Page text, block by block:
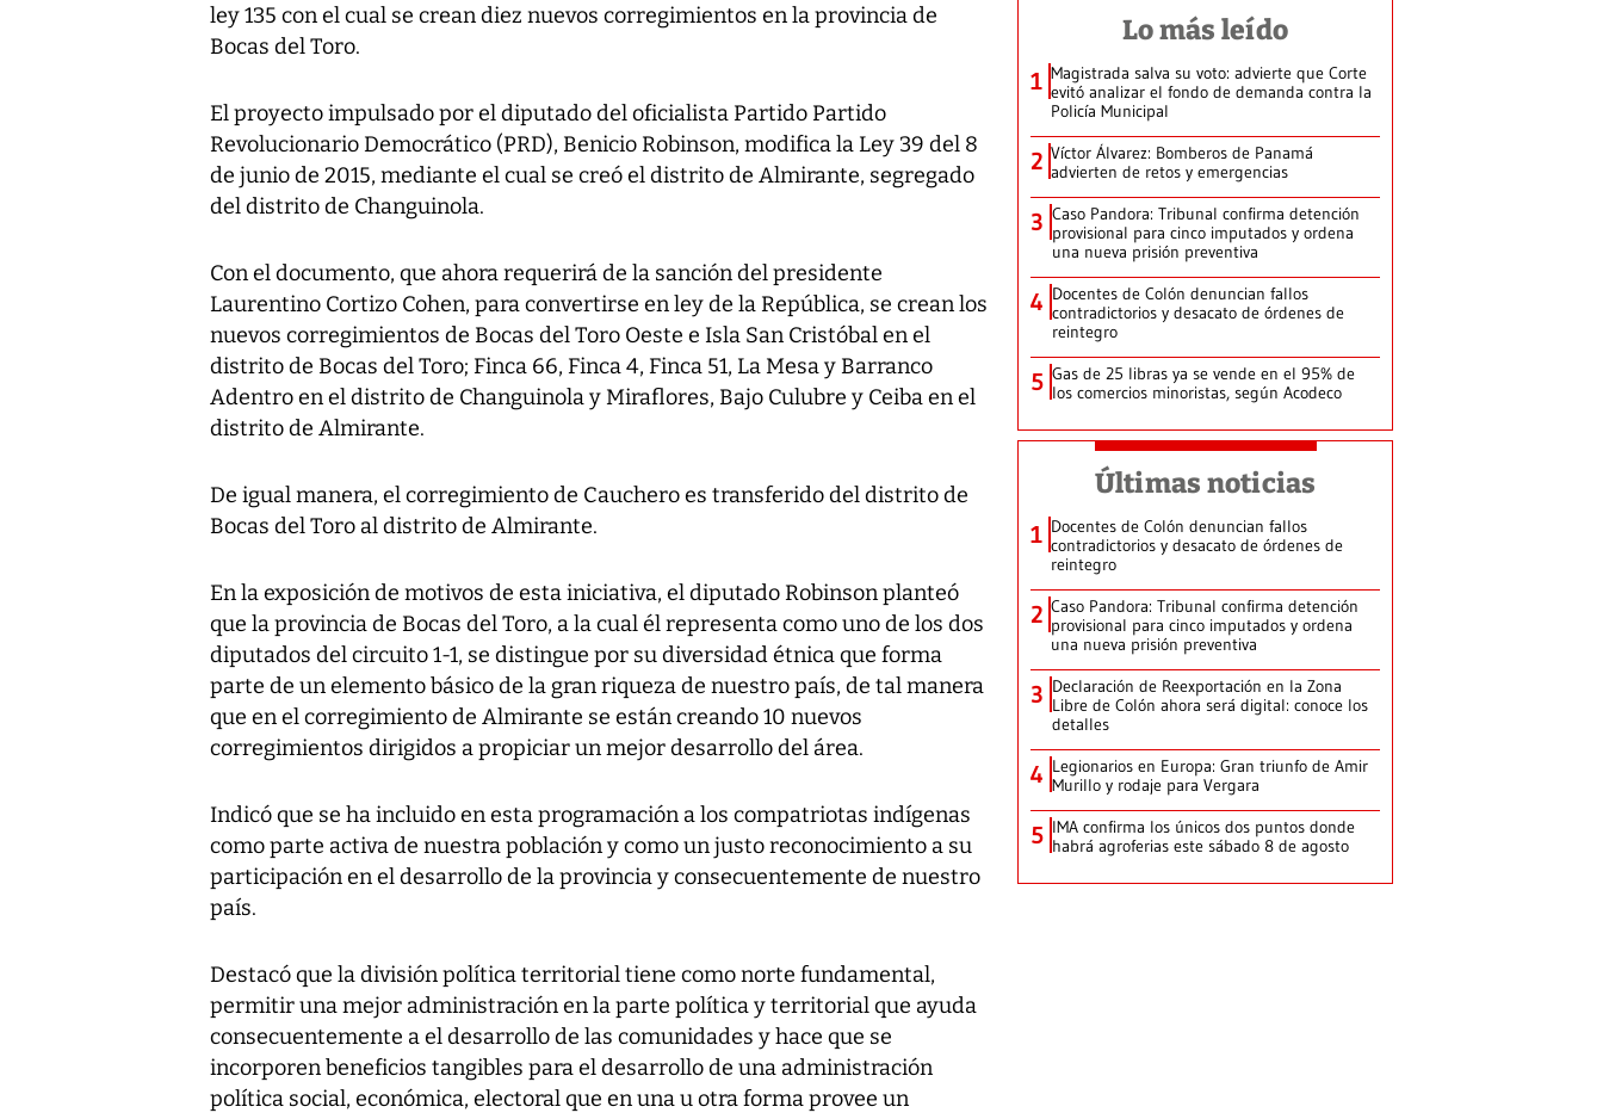
ley 135 con el cual se crean diez nuevos corregimientos en la provincia de
Bocas del Toro.
El proyecto impulsado por el diputado del oficialista Partido Partido
Revolucionario Democrático (PRD), Benicio Robinson, modifica la Ley 39 del 8
de junio de 2015, mediante el cual se creó el distrito de Almirante, segregado
del distrito de Changuinola.
Con el documento, que ahora requerirá de la sanción del presidente
Laurentino Cortizo Cohen, para convertirse en ley de la República, se crean los
nuevos corregimientos de Bocas del Toro Oeste e Isla San Cristóbal en el
distrito de Bocas del Toro; Finca 66, Finca 4, Finca 51, La Mesa y Barranco
Adentro en el distrito de Changuinola y Miraflores, Bajo Culubre y Ceiba en el
distrito de Almirante.
De igual manera, el corregimiento de Cauchero es transferido del distrito de
Bocas del Toro al distrito de Almirante.
En la exposición de motivos de esta iniciativa, el diputado Robinson planteó
que la provincia de Bocas del Toro, a la cual él representa como uno de los dos
diputados del circuito 1-1, se distingue por su diversidad étnica que forma
parte de un elemento básico de la gran riqueza de nuestro país, de tal manera
que en el corregimiento de Almirante se están creando 10 nuevos
corregimientos dirigidos a propiciar un mejor desarrollo del área.
Indicó que se ha incluido en esta programación a los compatriotas indígenas
como parte activa de nuestra población y como un justo reconocimiento a su
participación en el desarrollo de la provincia y consecuentemente de nuestro
país.
Destacó que la división política territorial tiene como norte fundamental,
permitir una mejor administración en la parte política y territorial que ayuda
consecuentemente a el desarrollo de las comunidades y hace que se
incorporen beneficios tangibles para el desarrollo de una administración
política social, económica, electoral que en una u otra forma provee un
Lo más leído
1 Magistrada salva su voto: advierte que Corte
evitó analizar el fondo de demanda contra la
Policía Municipal
2 Víctor Álvarez: Bomberos de Panamá
advierten de retos y emergencias
3 Caso Pandora: Tribunal confirma detención
provisional para cinco imputados y ordena
una nueva prisión preventiva
4 Docentes de Colón denuncian fallos
contradictorios y desacato de órdenes de
reintegro
5 Gas de 25 libras ya se vende en el 95% de
los comercios minoristas, según Acodeco
Últimas noticias
1 Docentes de Colón denuncian fallos
contradictorios y desacato de órdenes de
reintegro
2 Caso Pandora: Tribunal confirma detención
provisional para cinco imputados y ordena
una nueva prisión preventiva
3 Declaración de Reexportación en la Zona
Libre de Colón ahora será digital: conoce los
detalles
4 Legionarios en Europa: Gran triunfo de Amir
Murillo y rodaje para Vergara
5 IMA confirma los únicos dos puntos donde
habrá agroferias este sábado 8 de agosto